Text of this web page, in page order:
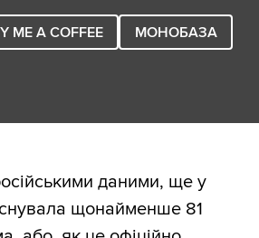
ME A COFFEE
МОНОБАЗА
даними, ще у
щонайменше 81